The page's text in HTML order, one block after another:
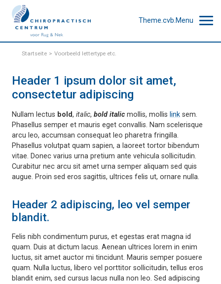
Theme.cvb.Menu
Startseite Voorbeeld lettertype etc.
Header 1 ipsum dolor sit amet,
consectetur adipiscing
Nullam lectus bold, italic, bold italic mollis, mollis link sem.
Phasellus semper et mauris eget convallis. Nam scelerisque
arcu leo, accumsan consequat leo pharetra fringilla.
Phasellus volutpat quam sapien, a laoreet tortor bibendum
vitae. Donec varius urna pretium ante vehicula sollicitudin.
Curabitur nec arcu sit amet urna semper aliquam sed quis
augue. Proin sed eros sagittis, ultrices felis ut, ornare nulla.
Header 2 adipiscing, leo vel semper
blandit.
Felis nibh condimentum purus, et egestas erat magna id
quam. Duis at dictum lacus. Aenean ultrices lorem in enim
luctus, sit amet auctor mi tincidunt. Mauris semper posuere
quam. Nulla luctus, libero vel porttitor sollicitudin, tellus eros
blandit enim, sed cursus lacus nulla non leo. Sed adipiscing